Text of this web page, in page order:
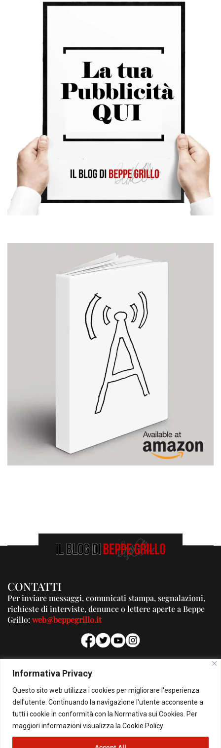
Informativa Privacy
Questo sito web utilizza i cookies per migliorare l'esperienza
dell'utente. Continuando la navigazione l'utente acconsente a
tutti i cookie in conformità con la Normativa sui Cookies. Per
maggiori informazioni visualizza la Cookie Policy
CONTATTI
Per inviare messaggi, comunicati stampa, segnalazioni,
richieste di interviste, denunce o lettere aperte a Beppe
Grillo:web@beppegrillo.it
PUBBLICITA'
Per la tua pubblicità su questo Blog:
pubblicita@beppegrillo.it